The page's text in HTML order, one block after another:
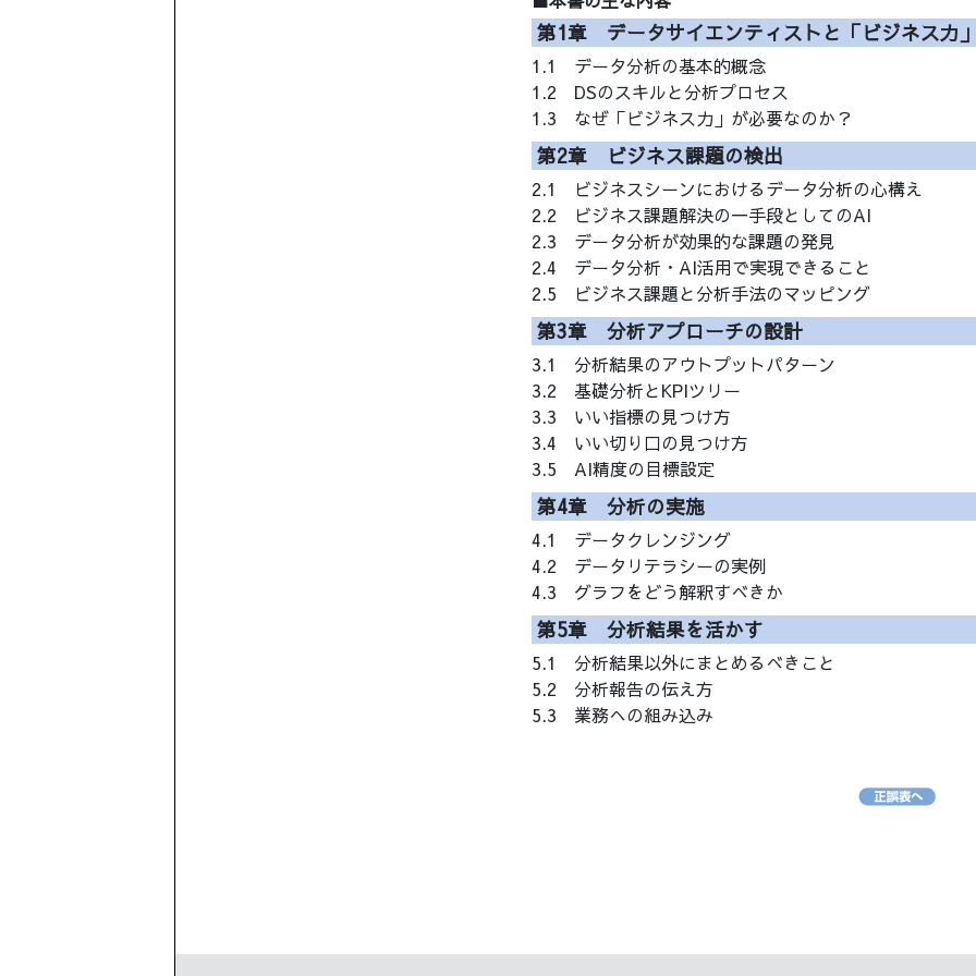
第1章 データサイエンティストと「ビジネス力
1.1 データ分析の基本的概念
1.2 DSのスキルと分析プロセス
1.3 なぜ「ビジネス力」が必要なのか？
第2章 ビジネス課題の検出
2.1 ビジネスシーンにおけるデータ分析の心構え
2.2 ビジネス課題解決の一手段としてのAI
2.3 データ分析が効果的な課題の発見
2.4 データ分析・AI活用で実現できること
2.5 ビジネス課題と分析手法のマッピング
第3章 分析アプローチの設計
3.1 分析結果のアウトプットパターン
3.2 基礎分析とKPIツリー
3.3 いい指標の見つけ方
3.4 いい切り口の見つけ方
3.5 AI精度の目標設定
第4章 分析の実施
4.1 データクレンジング
4.2 データリテラシーの実例
4.3 グラフをどう解釈すべきか
第5章 分析結果を活かす
5.1 分析結果以外にまとめるべきこと
5.2 分析報告の伝え方
5.3 業務への組み込み